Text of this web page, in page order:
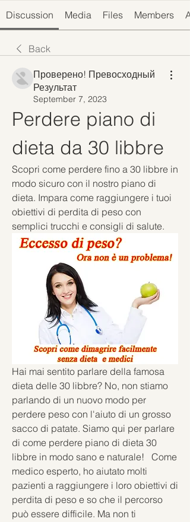
Discussion Media Files Members
Back
Проверено! Превосходный
Результат
September 7, 2023
Perdere piano di
dieta da 30 libbre
Scopri come perdere fino a 30 libbre in
modo sicuro con il nostro piano di
dieta. Impara come raggiungere i tuoi
obiettivi di perdita di peso con
semplici trucchi e consigli di salute.
Hai mai sentito parlare della famosa
dieta delle 30 libbre? No, non stiamo
parlando di un nuovo modo per
perdere peso con l'aiuto di un grosso
sacco di patate. Siamo qui per parlare
di come perdere piano di dieta 30
libbre in modo sano e naturale!   Come
medico esperto, ho aiutato molti
pazienti a raggiungere i loro obiettivi di
perdita di peso e so che il percorso
può essere difficile. Ma non ti